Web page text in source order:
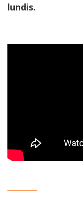
lundis.